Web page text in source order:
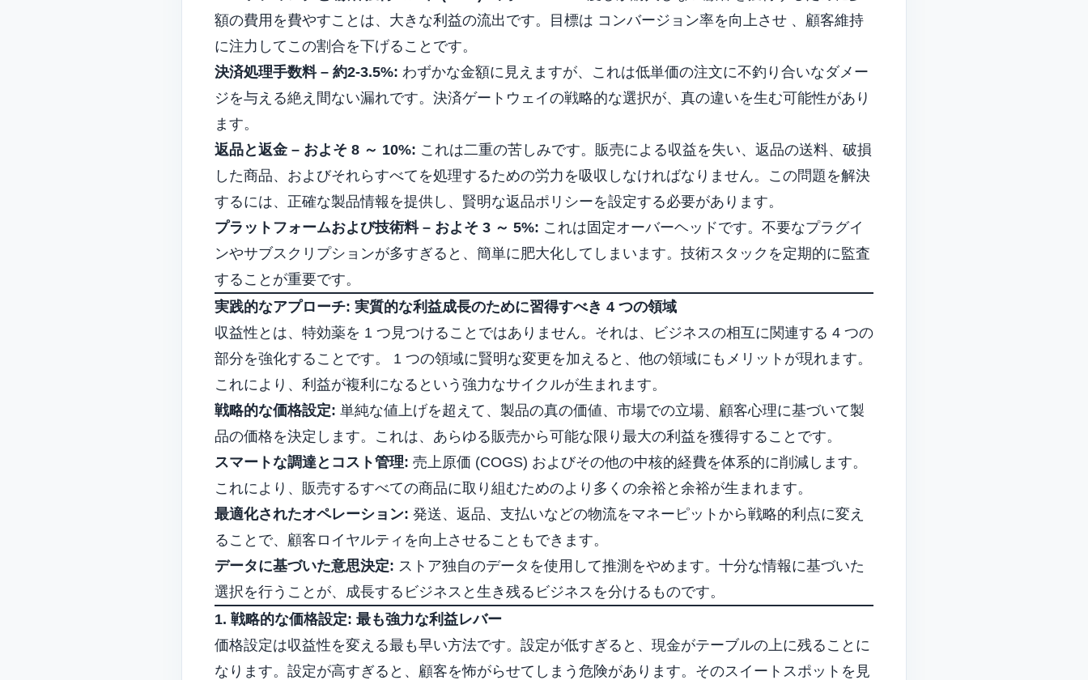
額の費用を費やすことは、大きな利益の流出です。目標は コンバージョン率を向上させ 、顧客維持
に注力してこの割合を下げることです。
決済処理手数料 – 約2-3.5%: わずかな金額に見えますが、これは低単価の注文に不釣り合いなダメー
ジを与える絶え間ない漏れです。決済ゲートウェイの戦略的な選択が、真の違いを生む可能性があり
ます。
返品と返金 – およそ 8 ～ 10%: これは二重の苦しみです。販売による収益を失い、返品の送料、破損
した商品、およびそれらすべてを処理するための労力を吸収しなければなりません。この問題を解決
するには、正確な製品情報を提供し、賢明な返品ポリシーを設定する必要があります。
プラットフォームおよび技術料 – およそ 3 ～ 5%: これは固定オーバーヘッドです。不要なプラグイ
ンやサブスクリプションが多すぎると、簡単に肥大化してしまいます。技術スタックを定期的に監査
することが重要です。
実践的なアプローチ: 実質的な利益成長のために習得すべき 4 つの領域
収益性とは、特効薬を 1 つ見つけることではありません。それは、ビジネスの相互に関連する 4 つの
部分を強化することです。 1 つの領域に賢明な変更を加えると、他の領域にもメリットが現れます。
これにより、利益が複利になるという強力なサイクルが生まれます。
戦略的な価格設定: 単純な値上げを超えて、製品の真の価値、市場での立場、顧客心理に基づいて製
品の価格を決定します。これは、あらゆる販売から可能な限り最大の利益を獲得することです。
スマートな調達とコスト管理: 売上原価 (COGS) およびその他の中核的経費を体系的に削減します。
これにより、販売するすべての商品に取り組むためのより多くの余裕と余裕が生まれます。
最適化されたオペレーション: 発送、返品、支払いなどの物流をマネーピットから戦略的利点に変え
ることで、顧客ロイヤルティを向上させることもできます。
データに基づいた意思決定: ストア独自のデータを使用して推測をやめます。十分な情報に基づいた
選択を行うことが、成長するビジネスと生き残るビジネスを分けるものです。
1. 戦略的な価格設定: 最も強力な利益レバー
価格設定は収益性を変える最も早い方法です。設定が低すぎると、現金がテーブルの上に残ることに
なります。設定が高すぎると、顧客を怖がらせてしまう危険があります。そのスイートスポットを見